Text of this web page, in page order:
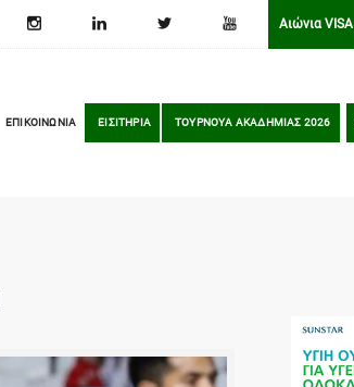
Αιώνια VISA
ΕΠΙΚΟΙΝΩΝΙΑ ΕΙΣΙΤΗΡΙΑ ΤΟΥΡΝΟΥΑ ΑΚΑΔΗΜΙΑΣ 2026